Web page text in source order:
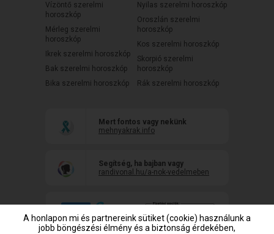
Vízöntő szerelmi
horoszkóp
Mérleg szerelmi
horoszkóp
Ikrek szerelmi horoszkóp
Bak szerelmi horoszkóp
Bika szerelmi horoszkóp
Nyilas szerelmi horoszkóp
Oroszlán szerelmi
horoszkóp
Kos szerelmi horoszkóp
Skorpió szerelmi
horoszkóp
Rák szerelmi horoszkóp
Mert fontos vagy nekünk
mehnyakrak.info
Segítség, ha bajban vagy
randivonal.hu/a-nok-vedelmeben
A honlapon mi és partnereink sütiket (cookie) használunk a
jobb böngészési élmény és a biztonság érdekében,